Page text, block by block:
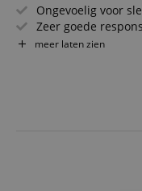
Ongevoelig voor
Zeer goede
Materiaal: ABS-
Kleur van het
meer laten zien